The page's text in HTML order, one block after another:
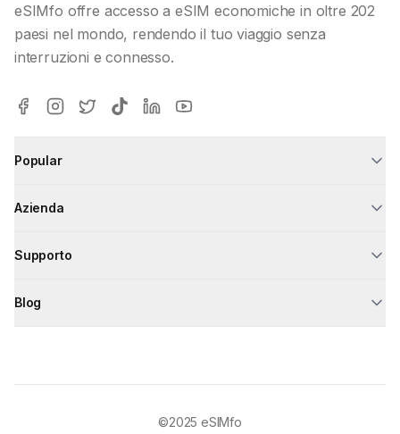
eSIMfo offre accesso a eSIM economiche in oltre 202
paesi nel mondo, rendendo il tuo viaggio senza
interruzioni e connesso.
Popular
Azienda
Supporto
Blog
©2025 eSIMfo